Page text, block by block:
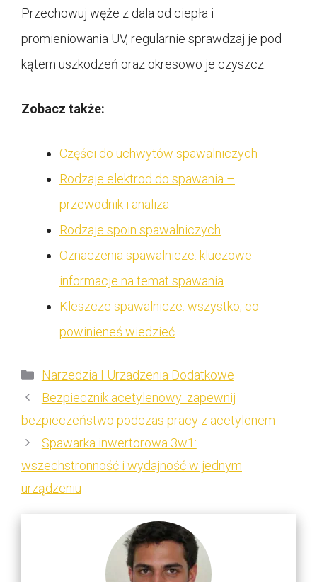
Przechowuj węże z dala od ciepła i
promieniowania UV, regularnie sprawdzaj je pod
kątem uszkodzeń oraz okresowo je czyszcz.
Zobacz także:
Części do uchwytów spawalniczych
Rodzaje elektrod do spawania –
przewodnik i analiza
Rodzaje spoin spawalniczych
Oznaczenia spawalnicze: kluczowe
informacje na temat spawania
Kleszcze spawalnicze: wszystko, co
powinieneś wiedzieć
Kategorie
Narzedzia I Urzadzenia Dodatkowe
Bezpiecznik acetylenowy: zapewnij
bezpieczeństwo podczas pracy z acetylenem
Spawarka inwertorowa 3w1:
wszechstronność i wydajność w jednym
urządzeniu